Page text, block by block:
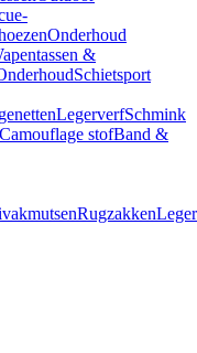
Onderhoud
&
Schietsport
LegerverfSchmink
Camouflage stofBand &
Rugzakken